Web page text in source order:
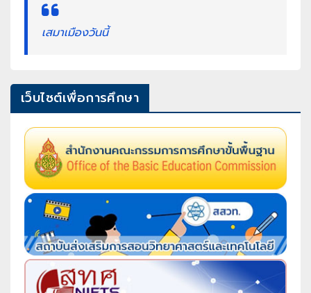
เสมาเมืองวันนี้
เว็บไซต์เพื่อการศึกษา